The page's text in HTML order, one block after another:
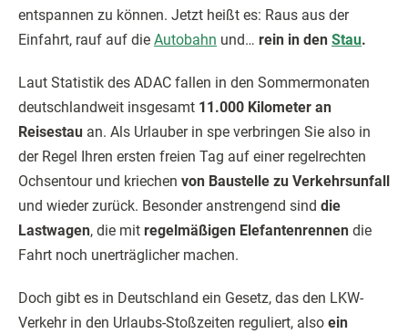
entspannen zu können. Jetzt heißt es: Raus aus der
Einfahrt, rauf auf die Autobahn und… rein in den Stau.
Laut Statistik des ADAC fallen in den Sommermonaten
deutschlandweit insgesamt 11.000 Kilometer an
Reisestau an. Als Urlauber in spe verbringen Sie also in
der Regel Ihren ersten freien Tag auf einer regelrechten
Ochsentour und kriechen von Baustelle zu Verkehrsunfall
und wieder zurück. Besonder anstrengend sind die
Lastwagen, die mit regelmäßigen Elefantenrennen die
Fahrt noch unerträglicher machen.
Doch gibt es in Deutschland ein Gesetz, das den LKW-
Verkehr in den Urlaubs-Stoßzeiten reguliert, also ein